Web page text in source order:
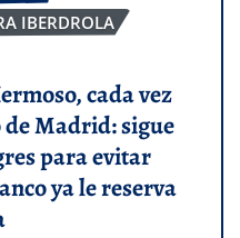
IBERDROLA
cada vez
Madrid: sigue
para evitar
ya le reserva